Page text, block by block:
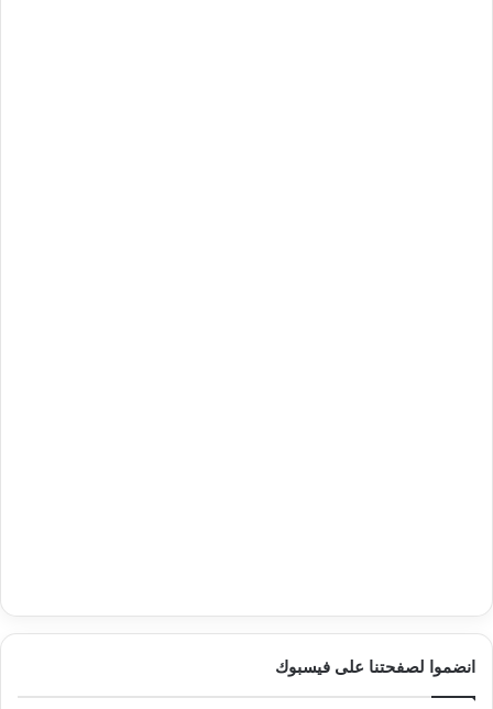
انضموا لصفحتنا على فيسبوك